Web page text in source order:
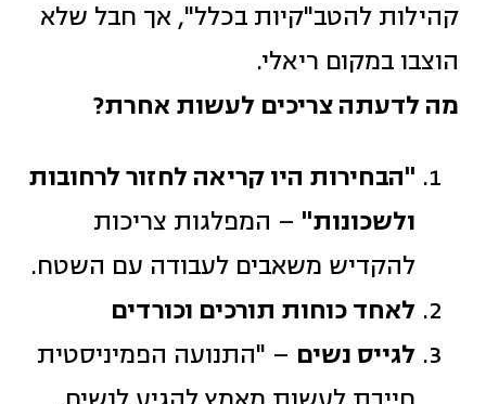
קהילות להטב"קיות בכלל", אך חבל שלא
הוצבו במקום ריאלי.
מה לדעתה צריכים לעשות אחרת?
"הבחירות היו קריאה לחזור לרחובות
ולשכונות" – המפלגות צריכות
להקדיש משאבים לעבודה עם השטח.
לאחד כוחות תורכים וכורדים
לגייס נשים – "התנועה הפמיניסטית